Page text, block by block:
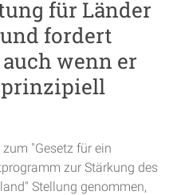
für Länder
fordert
wenn er
prinzipiell
"Gesetz für ein
zur Stärkung des
Stellung genommen,